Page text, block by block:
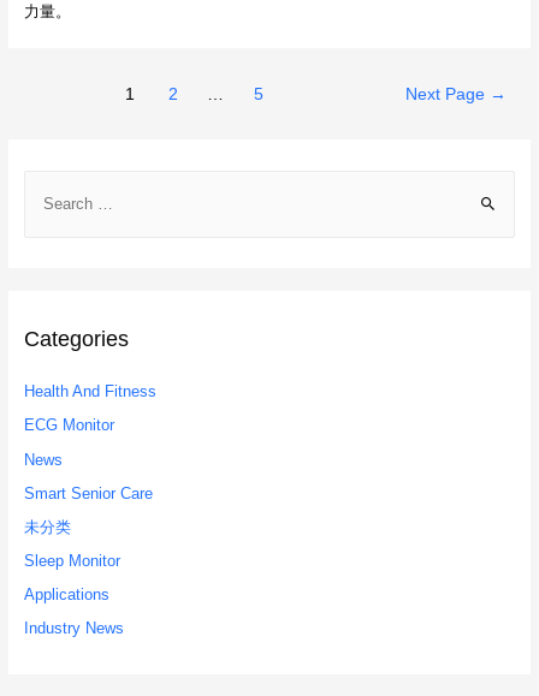
力量。
1 2 … 5 Next Page →
h
o
r
:
Categories
Health And Fitness
ECG Monitor
News
Smart Senior Care
未分类
Sleep Monitor
Applications
Industry News